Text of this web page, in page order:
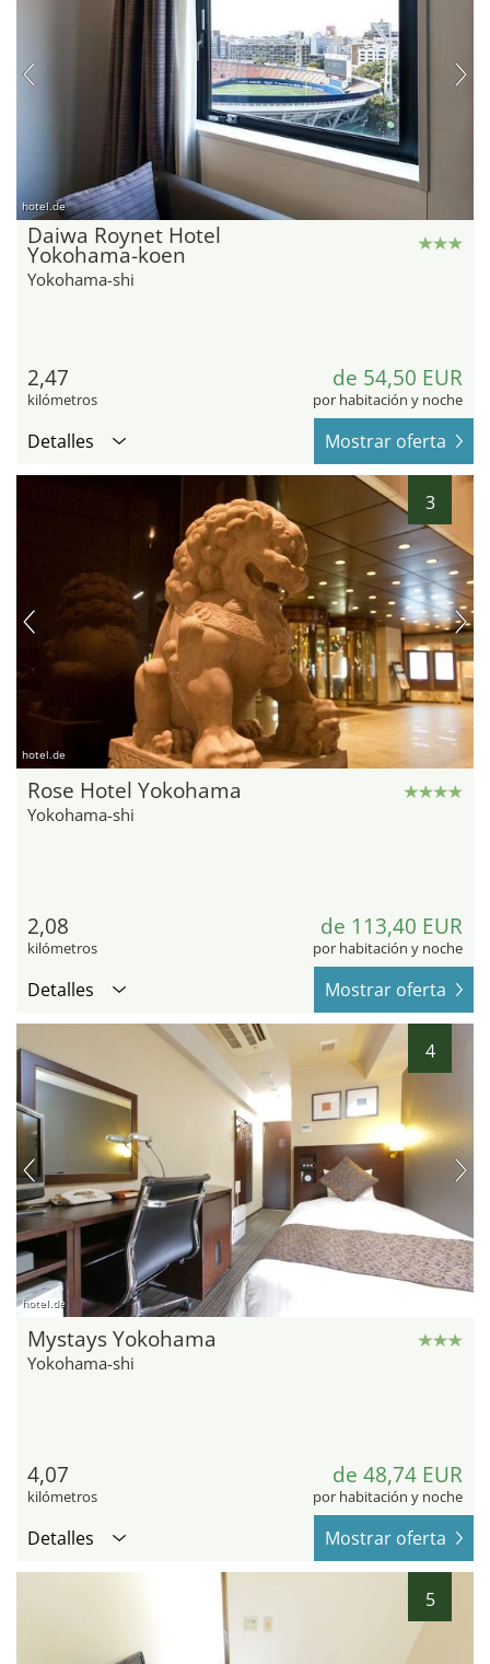
hotel.de
Daiwa Roynet Hotel
Yokohama-koen
Yokohama-shi
2,47
kilómetros
de 54,50 EUR
por habitación y noche
Detalles Mostrar oferta
3
hotel.de
Rose Hotel Yokohama
Yokohama-shi
2,08
kilómetros
de 113,40 EUR
por habitación y noche
Detalles Mostrar oferta
4
hotel.de
Mystays Yokohama
Yokohama-shi
4,07
kilómetros
de 48,74 EUR
por habitación y noche
Detalles Mostrar oferta
5